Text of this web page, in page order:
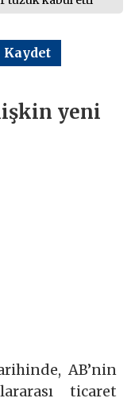
yeni
AB’nin
ticaret